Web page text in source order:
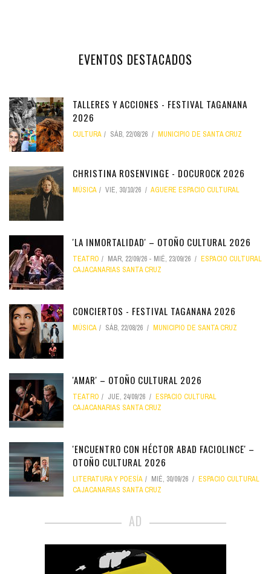
EVENTOS DESTACADOS
TALLERES Y ACCIONES - FESTIVAL TAGANANA
2026
CULTURA SÁB, 22/08/26 MUNICIPIO DE SANTA CRUZ
CHRISTINA ROSENVINGE - DOCUROCK 2026
MÚSICA VIE, 30/10/26 AGUERE ESPACIO CULTURAL
'LA INMORTALIDAD' – OTOÑO CULTURAL 2026
TEATRO MAR, 22/09/26 - MIÉ, 23/09/26
ESPACIO CULTURAL
CAJACANARIAS SANTA CRUZ
CONCIERTOS - FESTIVAL TAGANANA 2026
MÚSICA SÁB, 22/08/26 MUNICIPIO DE SANTA CRUZ
'AMAR' – OTOÑO CULTURAL 2026
TEATRO JUE, 24/09/26
ESPACIO CULTURAL
CAJACANARIAS SANTA CRUZ
'ENCUENTRO CON HÉCTOR ABAD FACIOLINCE' –
OTOÑO CULTURAL 2026
LITERATURA Y POESÍA MIÉ, 30/09/26
ESPACIO CULTURAL
CAJACANARIAS SANTA CRUZ
AD